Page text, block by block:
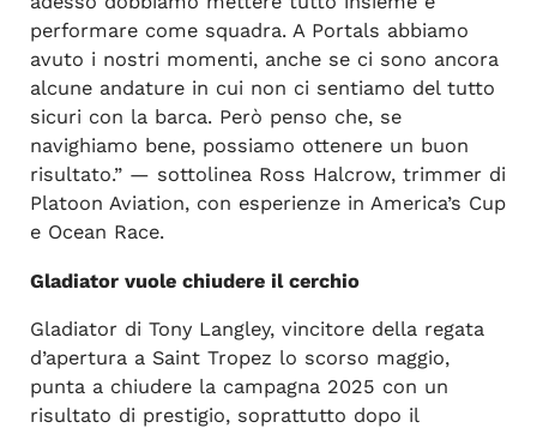
performare come squadra. A Portals abbiamo
avuto i nostri momenti, anche se ci sono ancora
alcune andature in cui non ci sentiamo del tutto
sicuri con la barca. Però penso che, se
navighiamo bene, possiamo ottenere un buon
risultato.” — sottolinea Ross Halcrow, trimmer di
Platoon Aviation, con esperienze in America’s Cup
e Ocean Race.
Gladiator vuole chiudere il cerchio
Gladiator di Tony Langley, vincitore della regata
d’apertura a Saint Tropez lo scorso maggio,
punta a chiudere la campagna 2025 con un
risultato di prestigio, soprattutto dopo il